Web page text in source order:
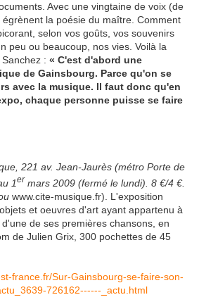
Avec une vingtaine de voix (de
la poésie du maître. Comment
selon vos goûts, vos souvenirs
peu ou beaucoup, nos vies. Voilà la
: « C'est d'abord une
de Gainsbourg. Parce qu'on se
avec la musique. Il faut donc qu'en
chaque personne puisse se faire
221 av. Jean-Jaurès (métro Porte de
1er mars 2009 (fermé le lundi). 8 €/4 €.
www.cite-musique.fr). L'exposition
et oeuvres d'art ayant appartenu à
de ses premières chansons, en
de Julien Grix, 300 pochettes de 45
france.fr/Sur-Gainsbourg-se-faire-son-
726162------_actu.html